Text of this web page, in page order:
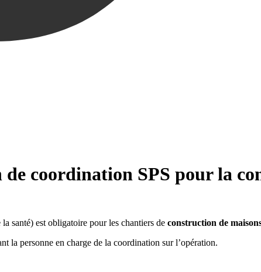
coordination SPS pour la
santé) est obligatoire pour les chantiers de construction de
la personne en charge de la coordination sur l’opération.